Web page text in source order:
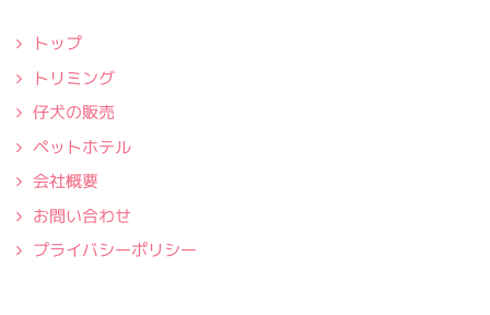
トップ
トリミング
仔犬の販売
ペットホテル
会社概要
お問い合わせ
プライバシーポリシー